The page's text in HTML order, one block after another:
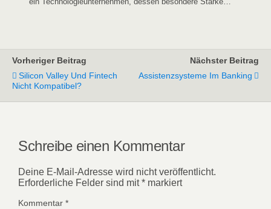
Vorheriger Beitrag
Silicon Valley Und Fintech
Nicht Kompatibel?
Nächster Beitrag
Assistenzsysteme Im Banking
Schreibe einen Kommentar
Deine E-Mail-Adresse wird nicht veröffentlicht.
Erforderliche Felder sind mit* markiert
Kommentar *